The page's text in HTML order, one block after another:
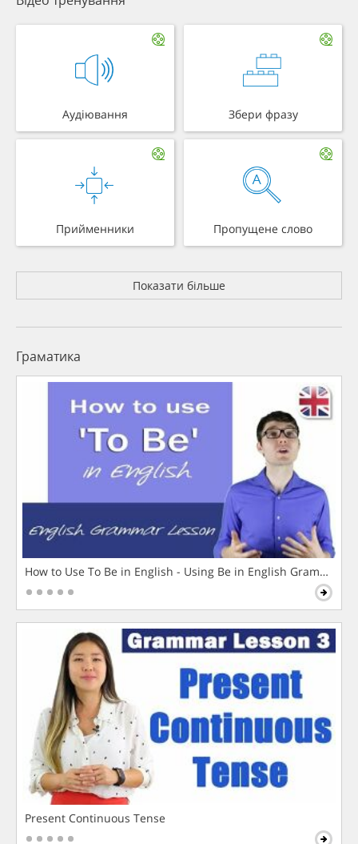
Аудіювання Збери фразу
Прийменники Пропущене слово
Показати більше
Граматика
How to Use To Be in English - Using Be in English Grammar
Present Continuous Tense